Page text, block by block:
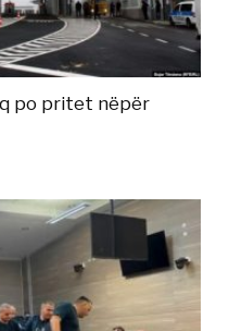
po pritet nëpër